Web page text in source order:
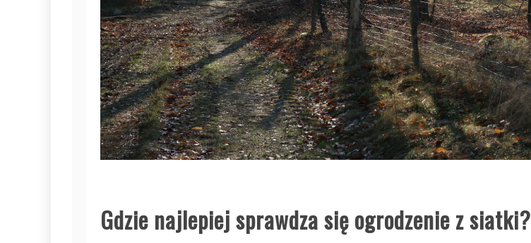
Gdzie najlepiej sprawdza się ogrodzenie z siatki?